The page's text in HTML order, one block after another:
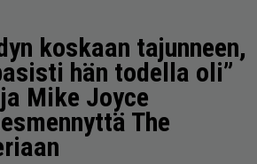
koskaan tajunneen,
hän todella oli”
Mike Joyce
The